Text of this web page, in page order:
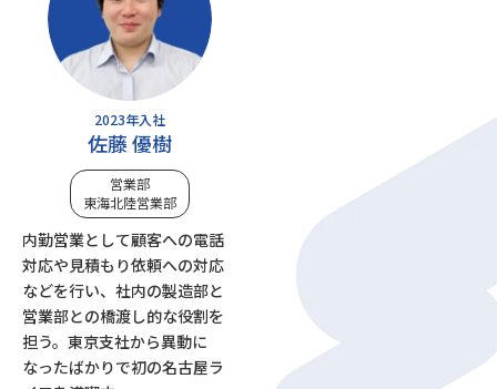
2023年入社
佐藤 優樹
営業部
東海北陸営業部
内勤営業として顧客への電話
対応や見積もり依頼への対応
などを行い、社内の製造部と
営業部との橋渡し的な役割を
担う。東京支社から異動に
なったばかりで初の名古屋ラ